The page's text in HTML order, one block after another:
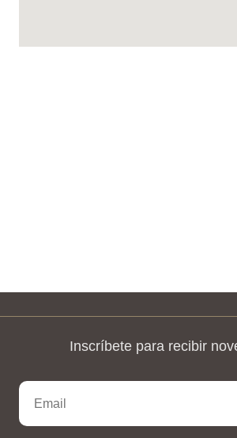
Inscríbete para recibir